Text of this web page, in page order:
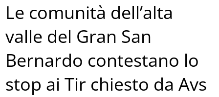
Le comunità dell’alta
valle del Gran San
Bernardo contestano lo
stop ai Tir chiesto da Avs